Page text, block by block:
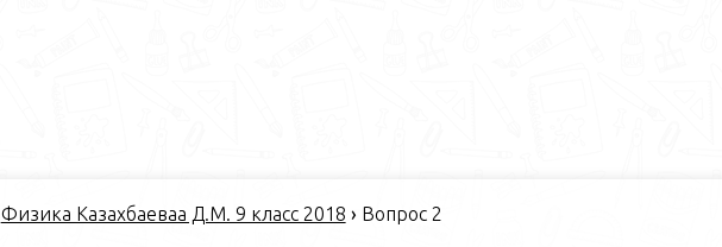
Физика Казахбаеваа Д.М. 9 класс 2018 › Вопрос 2